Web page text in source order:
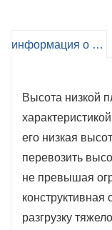
за его
компонентов
3. Отличный
Низкорамный
грузов он
высокой
информация о продукте
Высота низкой
его низкая
перевозить
не превышая
конструктивная
разгрузку